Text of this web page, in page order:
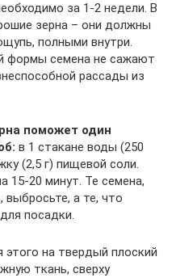
за 1-2 недели. В
зерна – они должны
полными внутри.
формы семена не сажают
рассады из
поможет один
в 1 стакане воды (250
(2,5 г) пищевой соли.
15-20 минут. Те семена,
выбросьте, а те, что
посадки.
этого на твердый плоский
ткань, сверху